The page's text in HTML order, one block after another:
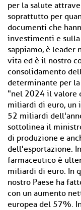
per la salute
soprattutto per
documenti che
investimenti e
sappiamo, è leader
vita ed è il nostro
consolidamento
determinante per
"nel 2024 il valore
miliardi di euro, un
52 miliardi
sottolinea il
di produzione e
dell'esportazione.
farmaceutico è
miliardi di euro. In
nostro Paese ha
con un aumento
europea del 57%.